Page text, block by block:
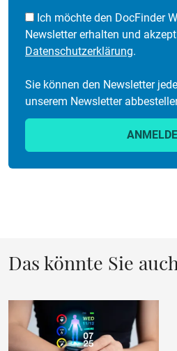
Ich möchte den DocFinder
Newsletter erhalten und
Datenschutzerklärung.
Sie können den Newsletter
unserem Newsletter
Das könnte Sie